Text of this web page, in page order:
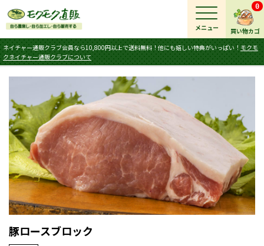
買い物カゴ
0
ネイチャー通販クラブ会員なら10,800円以上で送料無料！他にも嬉しい特典がいっぱい！ モクモ
クネイチャー通販クラブについて
メニュー
豚ロースブロック